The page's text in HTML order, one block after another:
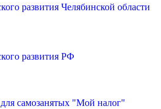
развития Челябинской области
развития РФ
самозанятых "Мой налог"